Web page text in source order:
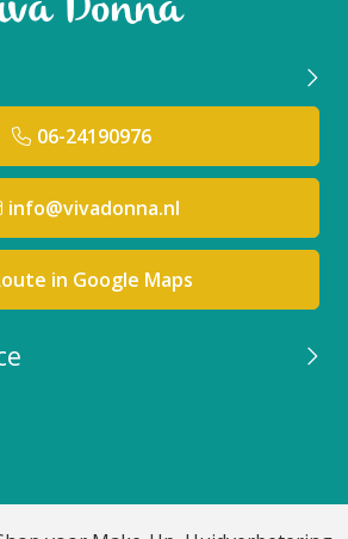
06-24190976
info@vivadonna.nl
in Google Maps